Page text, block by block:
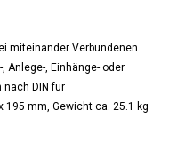
miteinander Verbundenen
Anlege-, Einhänge- oder
DIN für
195 mm, Gewicht ca. 25.1 kg